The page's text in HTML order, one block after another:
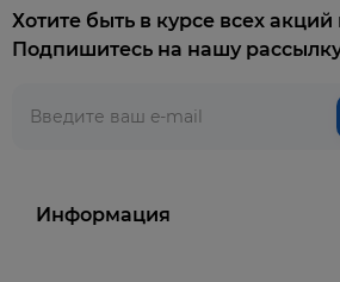
Хотите быть в курсе всех акций
Подпишитесь на нашу
Информация